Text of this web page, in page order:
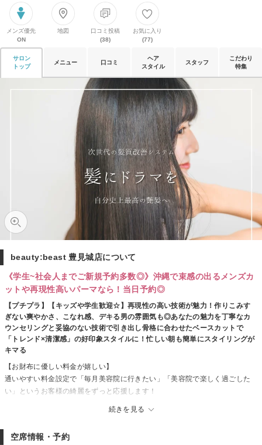
メンズ優先
ON
地図
口コミ投稿
(38)
お気に入り
(77)
サロン
トップ
メニュー 口コミ
ヘア
スタイル
スタッフ
こだわり
特集
beauty:beast 豊見城店について
《学生~社会人までご新規予約多数◎》沖縄で束感の出るメンズカ
ットや再現性高いパーマなら！当日予約◎
【プチプラ】【キッズや学生歓迎☆】再現性の高い技術が魅力！作りこみす
ぎない爽やかさ、こなれ感、デキる男の雰囲気も◎あなたの魅力を丁寧なカ
ウンセリングと妥協のない技術で引き出し骨格に合わせたベースカットで
「トレンド×清潔感」の好印象スタイルに！忙しい朝も簡単にスタイリングが
キマる
続きを見る
【お財布に優しい料金が嬉しい】
通いやすい料金設定で「毎月美容院に行きたい」「美容院で楽しく過ごした
い」というお客様の綺麗をずっと応援します！
一人一人の個性を活かし、あらゆるシーンに対応したスタイルをご提案する
空席情報・予約